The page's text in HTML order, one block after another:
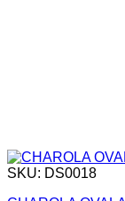
SKU: DS0018